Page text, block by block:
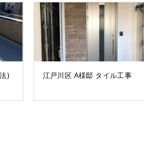
)
江戸川区 A様邸 タイル工事